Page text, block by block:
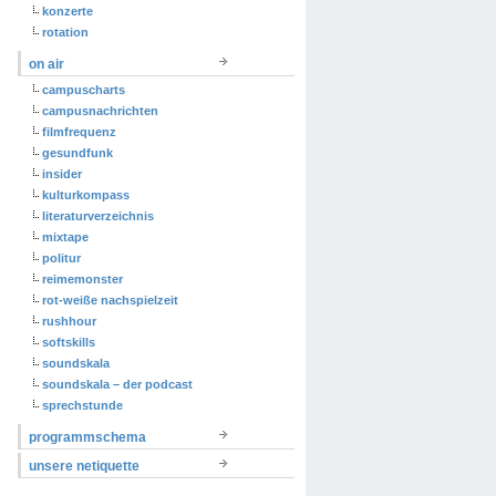
konzerte
rotation
on air
campuscharts
campusnachrichten
filmfrequenz
gesundfunk
insider
kulturkompass
literaturverzeichnis
mixtape
politur
reimemonster
rot-weiße nachspielzeit
rushhour
softskills
soundskala
soundskala – der podcast
sprechstunde
programmschema
unsere netiquette